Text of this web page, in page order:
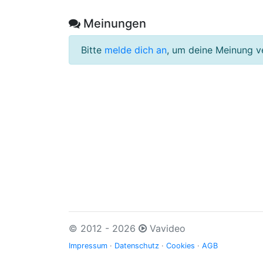
Meinungen
Bitte melde dich an, um deine Meinung
© 2012 - 2026 Vavideo
Impressum · Datenschutz · Cookies · AGB